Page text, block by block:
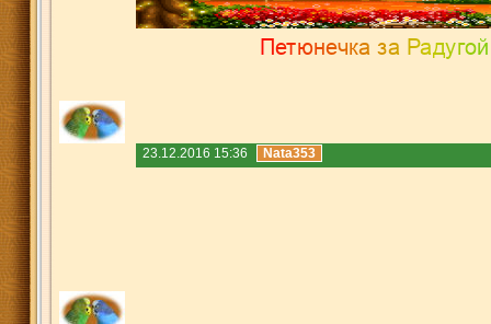
23.12.2016 15:36 Nata353